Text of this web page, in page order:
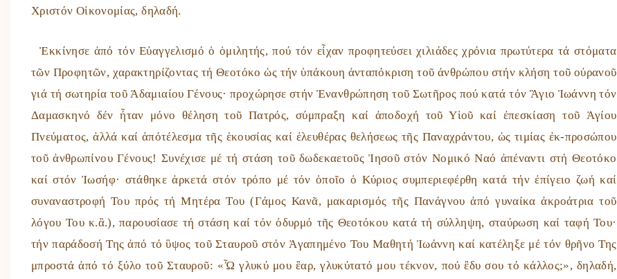
Χριστόν Οἰκονομίας, δηλαδή.
Ἐκκίνησε ἀπό τόν Εὐαγγελισμό ὁ ὁμιλητής, πού τόν εἶχαν προφητεύσει χιλιάδες χρόνια πρωτύτερα τά στόματα
τῶν Προφητῶν, χαρακτηρίζοντας τή Θεοτόκο ὡς τήν ὑπάκουη ἀνταπόκριση τοῦ ἀνθρώπου στήν κλήση τοῦ οὐρανοῦ
γιά τή σωτηρία τοῦ Ἀδαμιαίου Γένους· προχώρησε στήν Ἐνανθρώπηση τοῦ Σωτῆρος πού κατά τόν Ἃγιο Ἰωάννη τόν
Δαμασκηνό δέν ἦταν μόνο θέληση τοῦ Πατρός, σύμπραξη καί ἀποδοχή τοῦ Υἱοῦ καί ἐπεσκίαση τοῦ Ἁγίου
Πνεύματος, ἀλλά καί ἀπότέλεσμα τῆς ἑκουσίας καί ἐλευθέρας θελήσεως τῆς Παναχράντου, ὡς τιμίας ἐκ-προσώπου
τοῦ ἀνθρωπίνου Γένους! Συνέχισε μέ τή στάση τοῦ δωδεκαετοῦς Ἰησοῦ στόν Νομικό Ναό ἀπέναντι στή Θεοτόκο
καί στόν Ἰωσήφ· στάθηκε ἀρκετά στόν τρόπο μέ τόν ὁποῖο ὁ Κύριος συμπεριεφέρθη κατά τήν ἐπίγειο ζωή καί
συναναστροφή Του πρός τή Μητέρα Του (Γάμος Κανᾶ, μακαρισμός τῆς Πανάγνου ἀπό γυναίκα ἀκροάτρια τοῦ
λόγου Του κ.ἂ.), παρουσίασε τή στάση καί τόν ὀδυρμό τῆς Θεοτόκου κατά τή σύλληψη, σταύρωση καί ταφή Του·
τήν παράδοσή Της ἀπό τό ὓψος τοῦ Σταυροῦ στόν Ἀγαπημένο Του Μαθητή Ἰωάννη καί κατέληξε μέ τόν θρῆνο Της
μπροστά ἀπό τό ξύλο τοῦ Σταυροῦ: «Ὦ γλυκύ μου ἒαρ, γλυκύτατό μου τέκνον, πού ἒδυ σου τό κάλλος;», δηλαδή,